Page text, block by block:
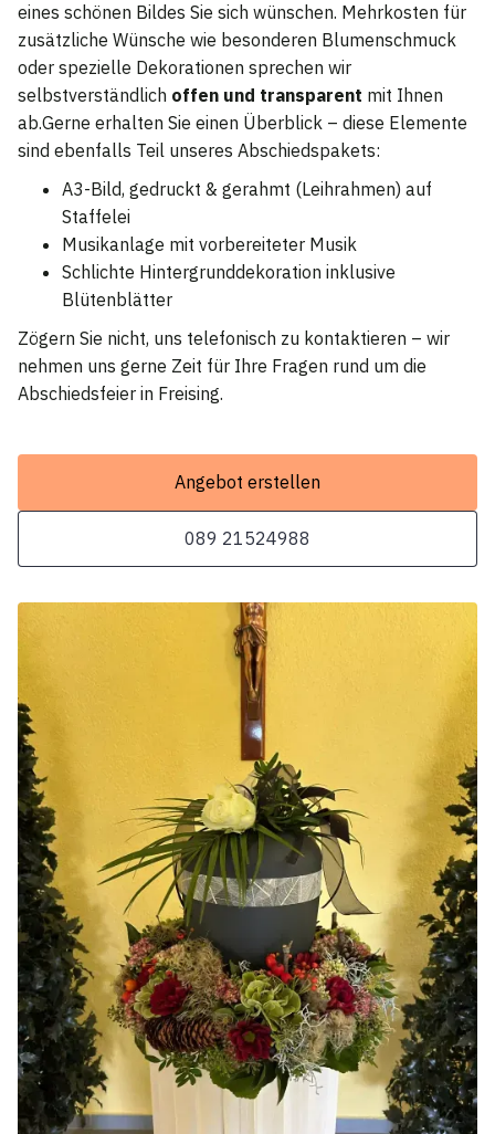
eines schönen Bildes Sie sich wünschen. Mehrkosten für
zusätzliche Wünsche wie besonderen Blumenschmuck
oder spezielle Dekorationen sprechen wir
selbstverständlich offen und transparent mit Ihnen
ab.Gerne erhalten Sie einen Überblick – diese Elemente
sind ebenfalls Teil unseres Abschiedspakets:
A3-Bild, gedruckt & gerahmt (Leihrahmen) auf
Staffelei
Musikanlage mit vorbereiteter Musik
Schlichte Hintergrunddekoration inklusive
Blütenblätter
Zögern Sie nicht, uns telefonisch zu kontaktieren – wir
nehmen uns gerne Zeit für Ihre Fragen rund um die
Abschiedsfeier in Freising.
Angebot erstellen
089 21524988